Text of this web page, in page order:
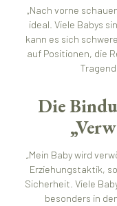
„Nach vorne
ideal. Viele Babys
kann es sich
auf Positionen, die
Die
„Mein Baby wird
Erziehungstaktik,
Sicherheit. Viele
besonders in